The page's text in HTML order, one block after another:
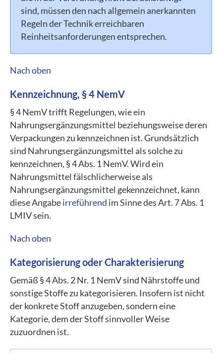
sind, müssen den nach allgemein anerkannten
Regeln der Technik erreichbaren
Reinheitsanforderungen entsprechen.
Nach oben
Kennzeichnung, § 4 NemV
§ 4 NemV trifft Regelungen, wie ein
Nahrungsergänzungsmittel beziehungsweise deren
Verpackungen zu kennzeichnen ist. Grundsätzlich
sind Nahrungsergänzungsmittel als solche zu
kennzeichnen, § 4 Abs. 1 NemV. Wird ein
Nahrungsmittel fälschlicherweise als
Nahrungsergänzungsmittel gekennzeichnet, kann
diese Angabeirreführend im Sinne des Art. 7 Abs. 1
LMIV sein.
Nach oben
Kategorisierung oder Charakterisierung
Gemäß § 4 Abs. 2 Nr. 1 NemV sind Nährstoffe und
sonstige Stoffe zu kategorisieren. Insofern ist nicht
der konkrete Stoff anzugeben, sondern eine
Kategorie, dem der Stoff sinnvoller Weise
zuzuordnen ist.